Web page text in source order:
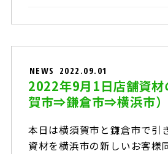
NEWS 2022.09.01
2022年9月1日店舗資材
賀市⇒鎌倉市⇒横浜市）
本日は横須賀市と鎌倉市で引
資材を横浜市の新しいお客様